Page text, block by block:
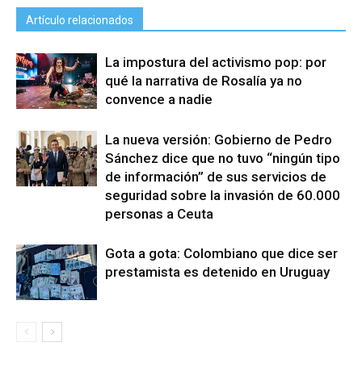
Artículo relacionados
La impostura del activismo pop: por
qué la narrativa de Rosalía ya no
convence a nadie
La nueva versión: Gobierno de Pedro
Sánchez dice que no tuvo “ningún tipo
de información” de sus servicios de
seguridad sobre la invasión de 60.000
personas a Ceuta
Gota a gota: Colombiano que dice ser
prestamista es detenido en Uruguay